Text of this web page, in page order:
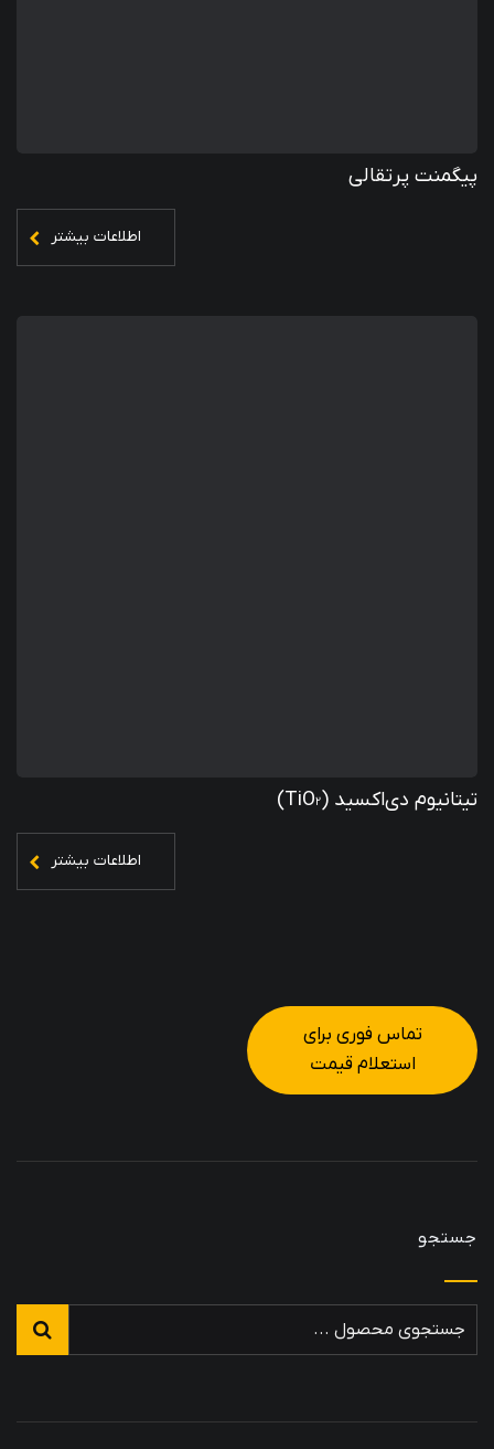
پیگمنت پرتقالی
اطلاعات بیشتر
تیتانیوم دی‌اکسید (TiO₂)
اطلاعات بیشتر
تماس فوری برای
استعلام قیمت
جستجو